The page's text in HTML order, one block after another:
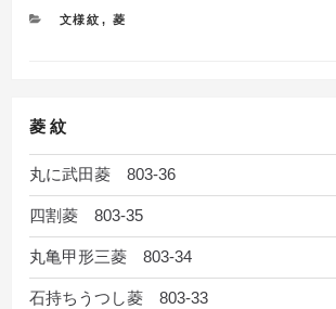
カ
文様紋 , 菱
菱 紋
丸に武田菱 803-36
四割菱 803-35
丸亀甲形三菱 803-34
石持ちうつし菱 803-33